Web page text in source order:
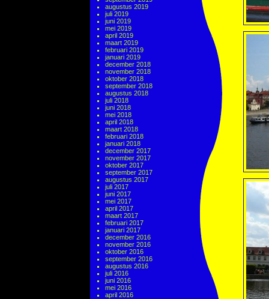
augustus 2019
juli 2019
juni 2019
mei 2019
april 2019
maart 2019
februari 2019
januari 2019
december 2018
november 2018
oktober 2018
september 2018
augustus 2018
juli 2018
juni 2018
mei 2018
april 2018
maart 2018
februari 2018
januari 2018
december 2017
november 2017
oktober 2017
september 2017
augustus 2017
juli 2017
juni 2017
mei 2017
april 2017
maart 2017
februari 2017
januari 2017
december 2016
november 2016
oktober 2016
september 2016
augustus 2016
juli 2016
juni 2016
mei 2016
april 2016